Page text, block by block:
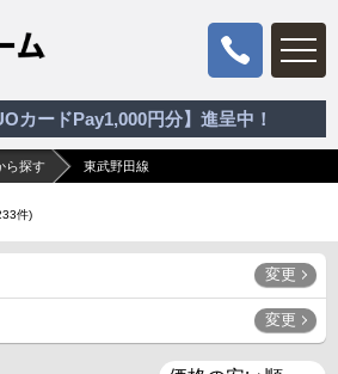
カードPay1,000円分】進呈中！
ら探す 東武野田線
件)
変更
変更